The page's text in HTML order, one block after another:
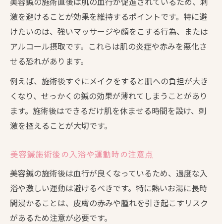
激を避けることが効果を維持するポイントです。特に避
けたいのは、強いマッサージや顔をこする行為、または
アルコール摂取です。これらは肌の炎症や赤みを悪化さ
せる恐れがあります。
例えば、施術後すぐにメイクをすると肌への負担が大き
くなり、せっかくの鍼の効果が薄れてしまうことがあり
ます。施術後はできるだけ肌を休ませる時間を設け、刺
激を控えることが大切です。
美容鍼施術後の入浴や運動時の注意点
美容鍼の施術後は血行が良くなっているため、過度な入
浴や激しい運動は避けるべきです。特に熱いお湯に長時
間浸かることは、皮膚の赤みや腫れを引き起こすリスク
があるため注意が必要です。